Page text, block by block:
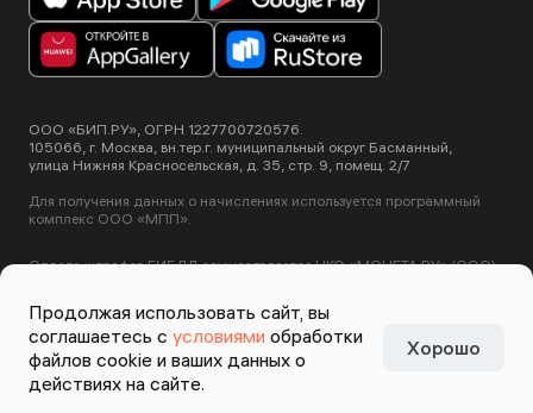
Продолжая использовать сайт, вы
соглашаетесь с условиями обработки
файлов cookie и ваших данных о
действиях на сайте.
Хорошо
ООО «БИП.РУ», ОГРН 1227700720576.
105066, г. Москва, вн.тер.г. муниципальный округ Басманный,
улица Нижняя Красносельская, д. 35, стр. 9, помещ. 2/7
Для получения данных о начислениях используется программный
комплекс ООО «МПП».
Оплата штрафов ГИБДД осуществляется НКО «МОНЕТА.РУ» (ООО).
Этот сайт использует сервис Yandex SmartCaptcha, пользуясь
нашими сервисами вы соглашаетесь с условиями обработки данных
Yandex SmartCaptcha.
Задизайнено вСтудии
Артемия Лебедева